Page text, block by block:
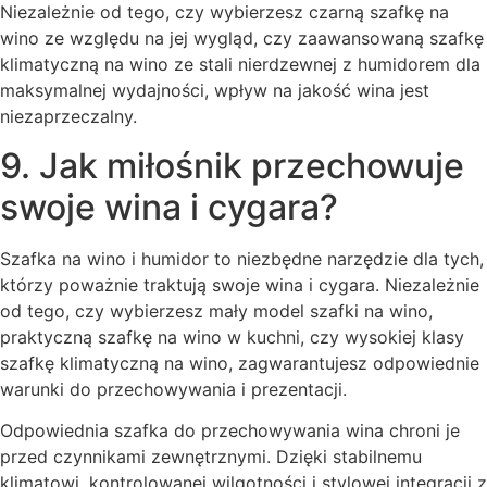
Niezależnie od tego, czy wybierzesz czarną szafkę na
wino ze względu na jej wygląd, czy zaawansowaną szafkę
klimatyczną na wino ze stali nierdzewnej z humidorem dla
maksymalnej wydajności, wpływ na jakość wina jest
niezaprzeczalny.
9. Jak miłośnik przechowuje
swoje wina i cygara?
Szafka na wino i humidor to niezbędne narzędzie dla tych,
którzy poważnie traktują swoje wina i cygara. Niezależnie
od tego, czy wybierzesz mały model szafki na wino,
praktyczną szafkę na wino w kuchni, czy wysokiej klasy
szafkę klimatyczną na wino, zagwarantujesz odpowiednie
warunki do przechowywania i prezentacji.
Odpowiednia szafka do przechowywania wina chroni je
przed czynnikami zewnętrznymi. Dzięki stabilnemu
klimatowi, kontrolowanej wilgotności i stylowej integracji z